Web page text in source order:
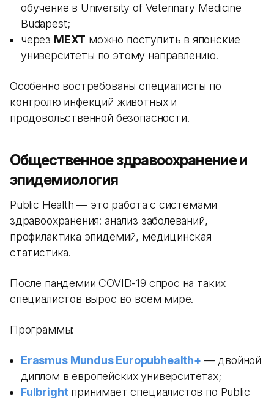
обучение в University of Veterinary Medicine
Budapest;
через MEXT можно поступить в японские
университеты по этому направлению.
Особенно востребованы специалисты по
контролю инфекций животных и
продовольственной безопасности.
Общественное здравоохранение и
эпидемиология
Public Health — это работа с системами
здравоохранения: анализ заболеваний,
профилактика эпидемий, медицинская
статистика.
После пандемии COVID-19 спрос на таких
специалистов вырос во всем мире.
Программы:
Erasmus Mundus Europubhealth+ — двойной
диплом в европейских университетах;
Fulbrightпринимает специалистов по Public